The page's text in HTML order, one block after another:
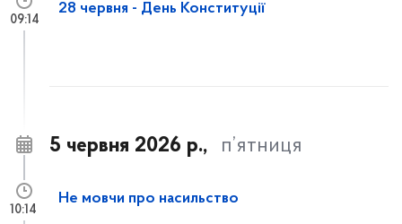
28 червня - День Конституції
09:14
5 червня 2026 р., п’ятниця
Не мовчи про насильство
10:14